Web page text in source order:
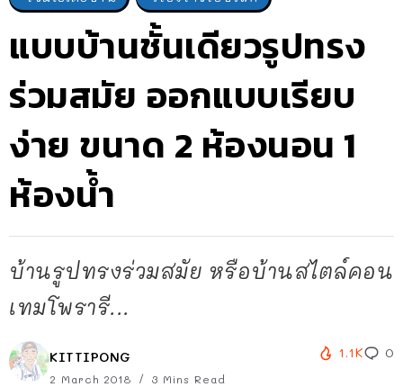
แบบบ้านชั้นเดียวรูปทรง
ร่วมสมัย ออกแบบเรียบ
ง่าย ขนาด 2 ห้องนอน 1
ห้องน้ำ
บ้านรูปทรงร่วมสมัย หรือบ้านสไตล์คอน
เทมโพรารี...
KITTIPONG
2 March 2018 3 Mins Read
1.1K 0